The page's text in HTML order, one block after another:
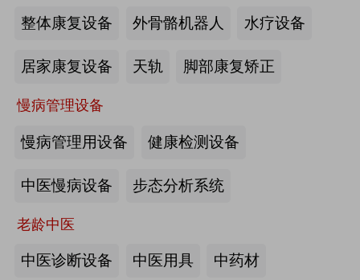
整体康复设备 外骨骼机器人 水疗设备
居家康复设备 天轨 脚部康复矫正
慢病管理设备
慢病管理用设备 健康检测设备
中医慢病设备 步态分析系统
老龄中医
中医诊断设备 中医用具 中药材
来源:注册会员
海尔电动轮椅-海尔智慧康养
来源:注册会员
懒人血压计M8-海尔智慧康养